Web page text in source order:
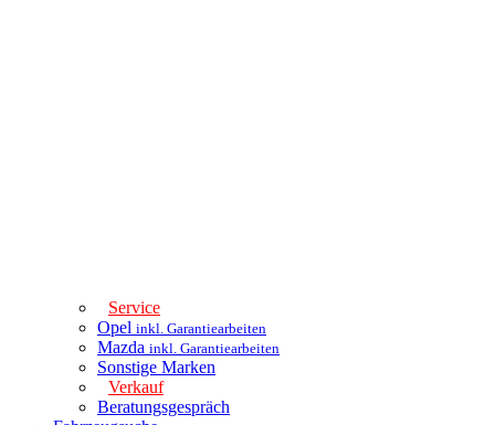
Service
Opel inkl. Garantiearbeiten
Mazda inkl. Garantiearbeiten
Sonstige Marken
Verkauf
Beratungsgespräch